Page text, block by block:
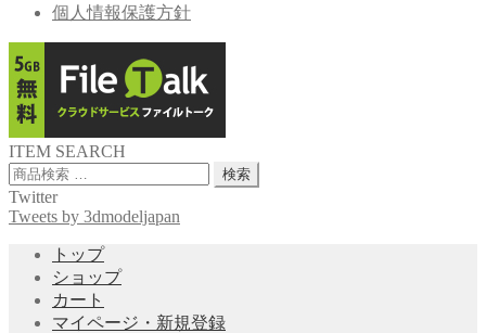
個人情報保護方針
ITEM SEARCH
検
索
対
検索
Twitter
Tweets by 3dmodeljapan
トップ
ショップ
カート
マイページ・新規登録